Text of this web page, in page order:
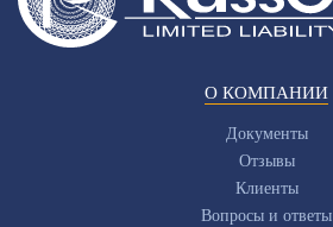
О КОМПАНИИ
Документы
Отзывы
Клиенты
Вопросы и ответы